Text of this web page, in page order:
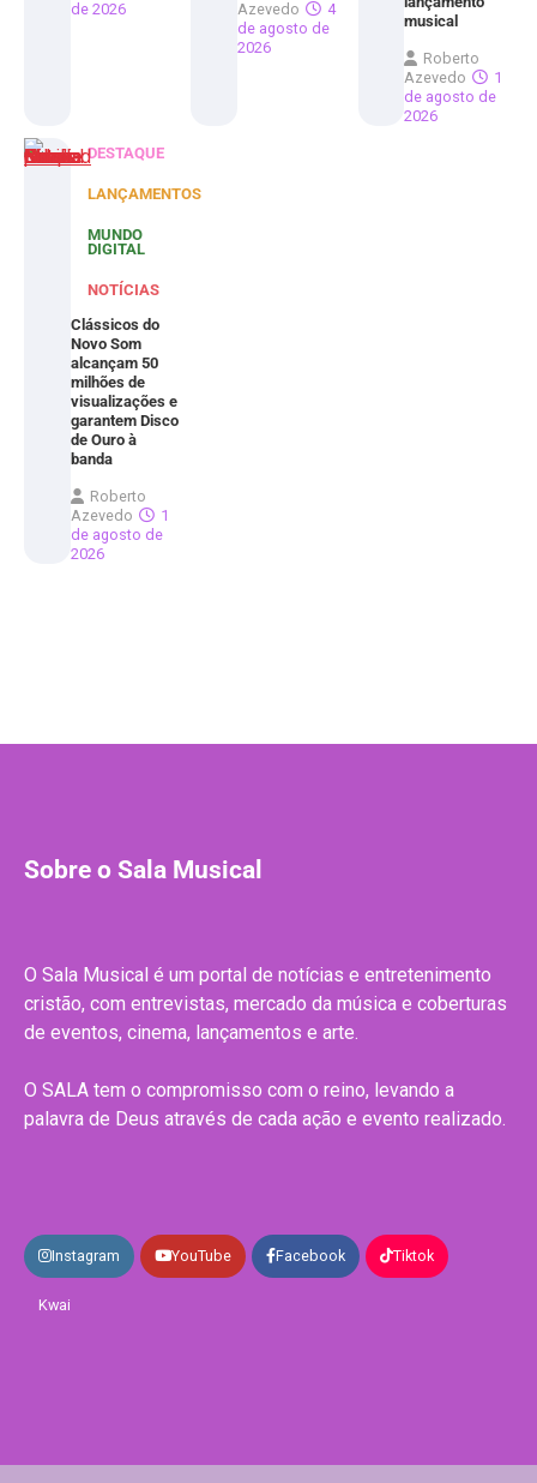
de 2026 Azevedo
4
de agosto de
2026
musical
Roberto
Azevedo
1
de agosto de
2026
DESTAQUE
LANÇAMENTOS
MUNDO
DIGITAL
NOTÍCIAS
Clássicos do
Novo Som
alcançam 50
milhões de
visualizações e
garantem Disco
de Ouro à
banda
Roberto
Azevedo
1
de agosto de
2026
Sobre o Sala Musical
O Sala Musical é um portal de notícias e entretenimento
cristão, com entrevistas, mercado da música e coberturas
de eventos, cinema, lançamentos e arte.
O SALA tem o compromisso com o reino, levando a
palavra de Deus através de cada ação e evento realizado.
Instagram YouTube Facebook Tiktok
Kwai